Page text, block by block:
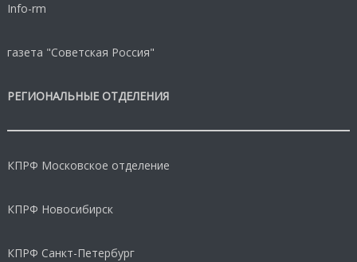
Info-rm
газета "Советская Россия"
РЕГИОНАЛЬНЫЕ ОТДЕЛЕНИЯ
КПРФ Московское отделение
КПРФ Новосибирск
КПРФ Санкт-Петербург